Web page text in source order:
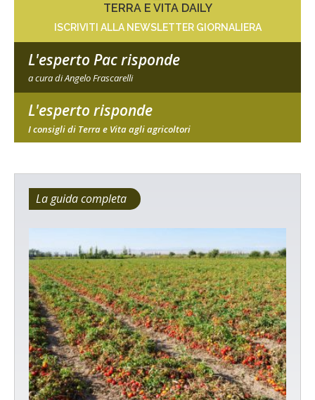
TERRA E VITA DAILY
ISCRIVITI ALLA NEWSLETTER GIORNALIERA
L'esperto Pac risponde
a cura di Angelo Frascarelli
L'esperto risponde
I consigli di Terra e Vita agli agricoltori
La guida completa